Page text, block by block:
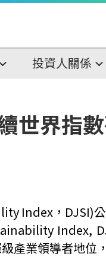
投資人關係
世界指
Index ， DJSI)
Index,
產業領導者地位